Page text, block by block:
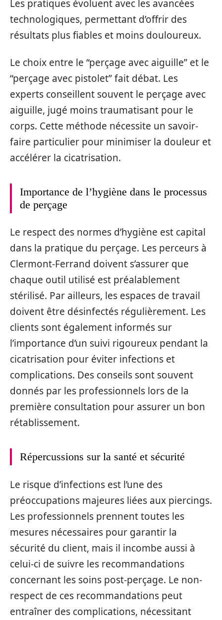
Les pratiques évoluent avec les avancées
technologiques, permettant d’offrir des
résultats plus fiables et moins douloureux.
Le choix entre le “perçage avec aiguille” et le
“perçage avec pistolet” fait débat. Les
experts conseillent souvent le perçage avec
aiguille, jugé moins traumatisant pour le
corps. Cette méthode nécessite un savoir-
faire particulier pour minimiser la douleur et
accélérer la cicatrisation.
Importance de l’hygiène dans le processus
de perçage
Le respect des normes d’hygiène est capital
dans la pratique du perçage. Les perceurs à
Clermont-Ferrand doivent s’assurer que
chaque outil utilisé est préalablement
stérilisé. Par ailleurs, les espaces de travail
doivent être désinfectés régulièrement. Les
clients sont également informés sur
l’importance d’un suivi rigoureux pendant la
cicatrisation pour éviter infections et
complications. Des conseils sont souvent
donnés par les professionnels lors de la
première consultation pour assurer un bon
rétablissement.
Répercussions sur la santé et sécurité
Le risque d’infections est l’une des
préoccupations majeures liées aux piercings.
Les professionnels prennent toutes les
mesures nécessaires pour garantir la
sécurité du client, mais il incombe aussi à
celui-ci de suivre les recommandations
concernant les soins post-perçage. Le non-
respect de ces recommandations peut
entraîner des complications, nécessitant